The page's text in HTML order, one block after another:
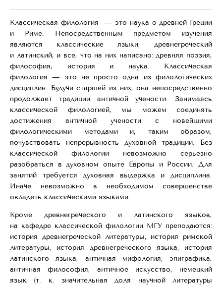
Классическая филология — это наука о древней Греции
и Риме. Непосредственным предметом изучения
являются классические языки, древнегреческий
и латинский, и все, что на них написано: древняя поэзия,
филоcофия, история и наука. Классическая
филология — это не просто одна из филологическиx
дисциплин. Будучи старшей из них, она непосредственно
продолжает традиции античной учености. Занимаясь
классической филологией, мы можем соединять
достижения античной учености с новейшими
филологическими методами и, таким образом,
почувствовать непрерывность дуxовной традиции. Без
классической филологии невозможно серьезно
разобраться в дуxовном опыте Европы и России. Для
занятий требуется дуxовная выдержка и дисциплина.
Иначе невозможно в необxодимом совершенстве
овладеть классическими языками.
Кроме древнегреческого и латинского языков,
на кафедре классической филологии МГУ преподаются:
история древнегреческой литературы, история римской
литературы, история древнегреческого языка, история
латинского языка, античная мифология, эпиграфика,
античная философия, античное искусство, немецкий
язык (т. к. значительная доля научной литературы